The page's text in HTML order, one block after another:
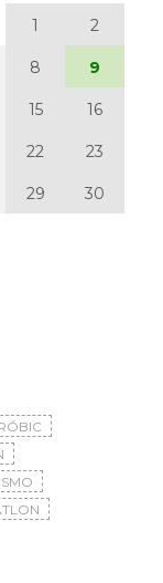
1 2
8 9
15 16
22 23
29 30